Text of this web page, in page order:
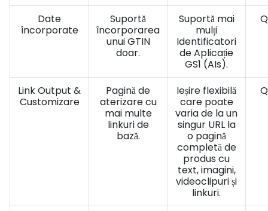
Date
încorporate
Suportă
încorporarea
unui GTIN
doar.
Suportă mai
mulți
Identificatori
de Aplicație
GS1 (AIs).
Link Output &
Customizare
Pagină de
aterizare cu
mai multe
linkuri de
bază.
Ieșire flexibilă
care poate
varia de la un
singur URL la
o pagină
completă de
produs cu
text, imagini,
videoclipuri și
linkuri.